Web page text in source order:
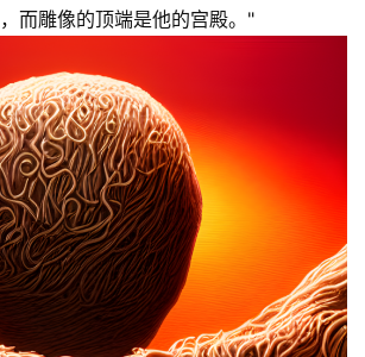
而雕像的顶端是他的宫殿。"